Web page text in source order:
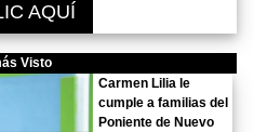
AQUÍ
Visto
Carmen Lilia le
cumple a familias del
Poniente de Nuevo